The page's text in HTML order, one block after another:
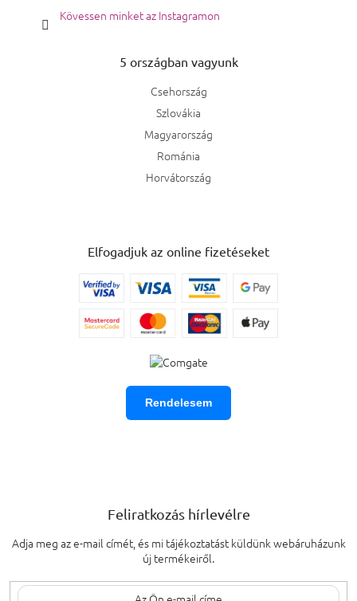
Kövessen minket az Instagramon
5 országban vagyunk
Csehország
Szlovákia
Magyarország
Románia
Horvátország
Elfogadjuk az online fizetéseket
Rendelesem
Feliratkozás hírlevélre
Adja meg az e-mail címét, és mi tájékoztatást küldünk webáruházunk
új termékeiről.